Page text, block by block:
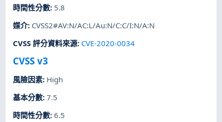
時間性分數: 5.8
媒介: CVSS2#AV:N/AC:L/Au:N/C:C/I:N/A:N
CVSS 評分資料來源: CVE-2020-0034
CVSS v3
風險因素: High
基本分數:7.5
時間性分數:6.5